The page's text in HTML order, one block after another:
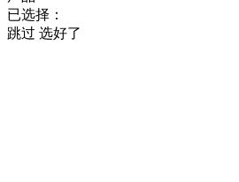
已选择：
跳过 选好了